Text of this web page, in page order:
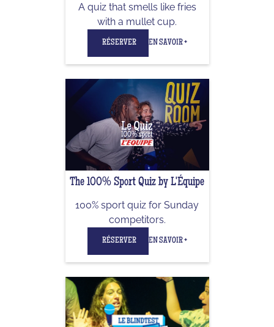
A quiz that smells like fries
with a mullet cup.
RÉSERVER EN SAVOIR +
The 100% Sport Quiz by L'Équipe
100% sport quiz for Sunday
competitors.
RÉSERVER EN SAVOIR +